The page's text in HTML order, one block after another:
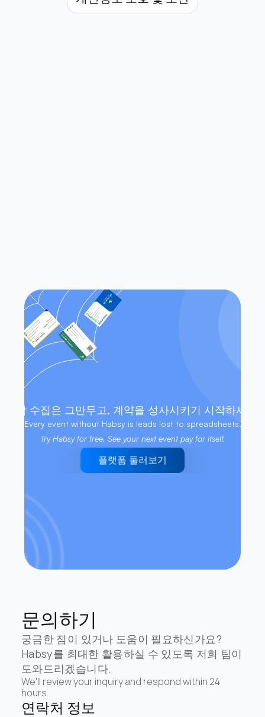
할 수 있나요?
명함 수집은 그만두고, 계약을 성사시키기 시작하세요.
Try Habsy for free. See your next event pay for itself.
플랫폼 둘러보기
문의하기
궁금한 점이 있거나 도움이 필요하신가요?
Habsy를 최대한 활용하실 수 있도록 저희 팀이
도와드리겠습니다.
We'll review your inquiry and respond within 24
hours.
연락처 정보